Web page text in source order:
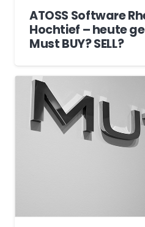
ATOSS Software
Hochtief – heute
Must BUY? SELL?